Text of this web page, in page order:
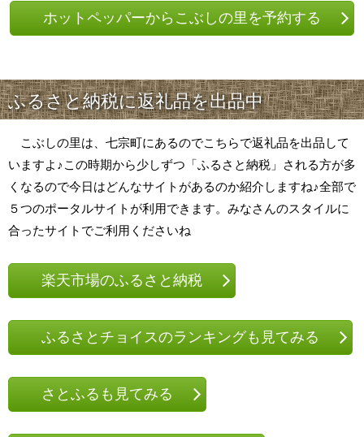
ホットペッパーからこぶしの里を予約する
ふるさと納税に返礼品を出品中
こぶしの里は、七宗町にあるのでこちらで返礼品を出品して
いますよ♪この時期から少しずつ「ふるさと納税」される方が多
くなるので今日はどんなサイトがあるのか紹介しますね♪全部で
５つのポータルサイトが利用できます。みなさんのスタイルに
合ったサイトでご利用くださいね
楽天市場のふるさと納税
ふるさとチョイスのランキングも見てみる
さとふるも見てみる